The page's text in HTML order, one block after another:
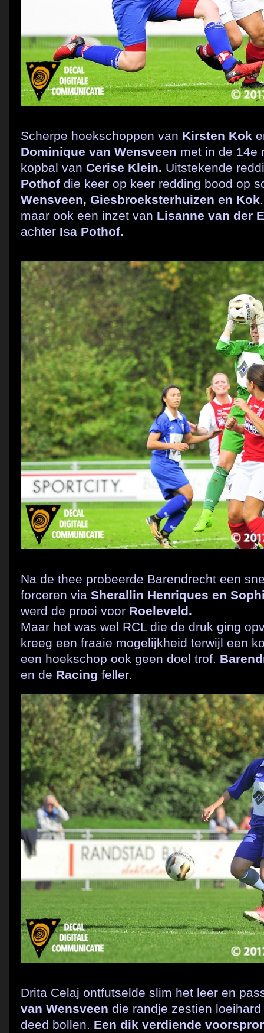
Scherpe hoekschoppen van Kirsten Kok
Dominique van Wensveen met in de 14e
kopbal van Cerise Klein. Uitstekende
Pothof die keer op keer redding bood op
Wensveen, Giesbroeksterhuizen en Kok
maar ook een inzet van Lisanne van der
achter Isa Pothof.
Na de thee probeerde Barendrecht een
forceren via Sherallin Henriques en
werd de prooi voor Roeleveld.
Maar het was wel RCL die de druk ging
kreeg een fraaie mogelijkheid terwijl een
een hoekschop ook geen doel trof.
en de Racing feller.
Drita Celaj ontfutselde slim het leer en
van Wensveen die randje zestien
deed bollen. Een dik verdiende